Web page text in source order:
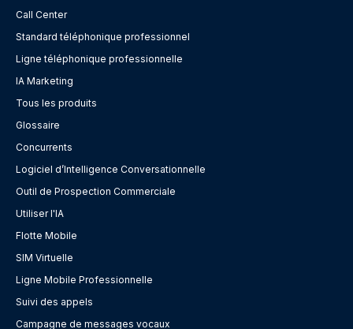
Call Center
Standard téléphonique professionnel
Ligne téléphonique professionnelle
IA Marketing
Tous les produits
Glossaire
Concurrents
Logiciel d’Intelligence Conversationnelle
Outil de Prospection Commerciale
Utiliser l'IA
Flotte Mobile
SIM Virtuelle
Ligne Mobile Professionnelle
Suivi des appels
Campagne de messages vocaux